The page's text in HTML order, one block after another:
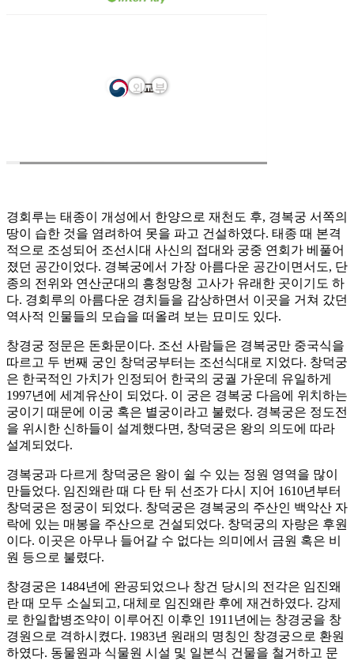
경회루는 태종이 개성에서 한양으로 재천도 후, 경복궁 서쪽의
땅이 습한 것을 염려하여 못을 파고 건설하였다. 태종 때 본격
적으로 조성되어 조선시대 사신의 접대와 궁중 연회가 베풀어
졌던 공간이었다. 경복궁에서 가장 아름다운 공간이면서도, 단
종의 전위와 연산군대의 흥청망청 고사가 유래한 곳이기도 하
다. 경회루의 아름다운 경치들을 감상하면서 이곳을 거쳐 갔던
역사적 인물들의 모습을 떠올려 보는 묘미도 있다.
창경궁 정문은 돈화문이다. 조선 사람들은 경복궁만 중국식을
따르고 두 번째 궁인 창덕궁부터는 조선식대로 지었다. 창덕궁
은 한국적인 가치가 인정되어 한국의 궁궐 가운데 유일하게
1997년에 세계유산이 되었다. 이 궁은 경복궁 다음에 위치하는
궁이기 때문에 이궁 혹은 별궁이라고 불렀다. 경복궁은 정도전
을 위시한 신하들이 설계했다면, 창덕궁은 왕의 의도에 따라
설계되었다.
경복궁과 다르게 창덕궁은 왕이 쉴 수 있는 정원 영역을 많이
만들었다. 임진왜란 때 다 탄 뒤 선조가 다시 지어 1610년부터
창덕궁은 정궁이 되었다. 창덕궁은 경복궁의 주산인 백악산 자
락에 있는 매봉을 주산으로 건설되었다. 창덕궁의 자랑은 후원
이다. 이곳은 아무나 들어갈 수 없다는 의미에서 금원 혹은 비
원 등으로 불렸다.
창경궁은 1484년에 완공되었으나 창건 당시의 전각은 임진왜
란 때 모두 소실되고, 대체로 임진왜란 후에 재건하였다. 강제
로 한일합병조약이 이루어진 이후인 1911년에는 창경궁을 창
경원으로 격하시켰다. 1983년 원래의 명칭인 창경궁으로 환원
하였다. 동물원과 식물원 시설 및 일본식 건물을 철거하고 문